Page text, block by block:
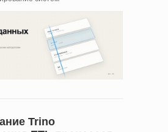
Trino